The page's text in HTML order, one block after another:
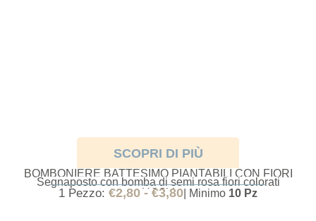
SCOPRI DI PIÙ
BOMBONIERE BATTESIMO PIANTABILI CON FIORI
ROSA
Segnaposto con bomba di semi rosa fiori colorati
1 Pezzo: €2,80 - €3,80 | Minimo 10 Pz